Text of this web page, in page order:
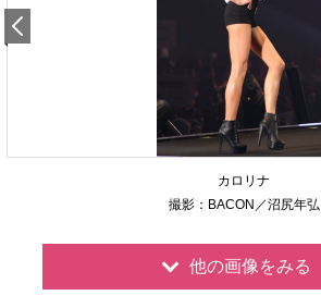
カロリナ
撮影：BACON／沼尻年弘
他の画像をみる